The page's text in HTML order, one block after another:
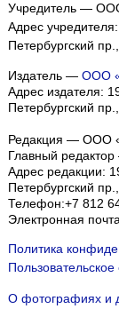
Учредитель —
Адрес
Петербургский
Издатель — ООО
Адрес издателя:
Петербургский
Редакция — ООО
Главный
Адрес редакции:
Петербургский
Телефон:+7 812
Электронная
Политика
О фотографиях и